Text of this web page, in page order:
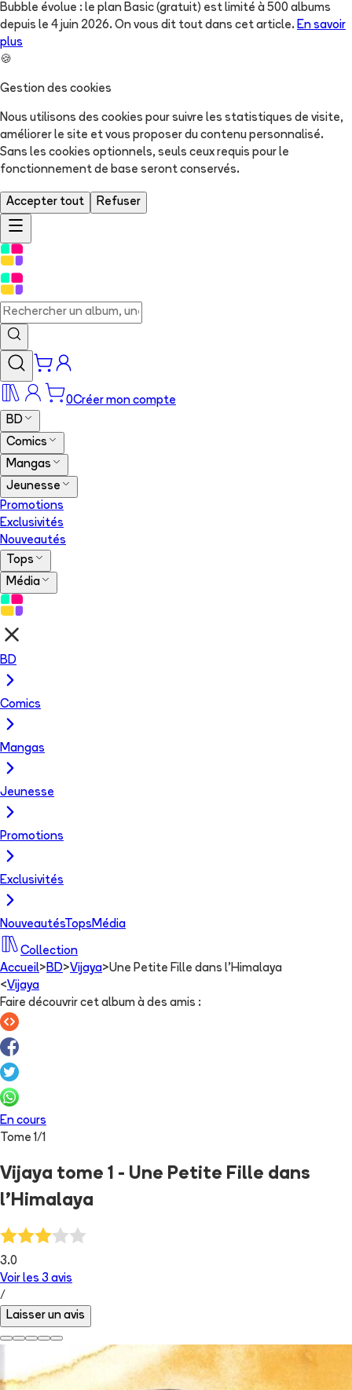
Bubble évolue : le plan Basic (gratuit) est limité à 500 albums
depuis le 4 juin 2026. On vous dit tout dans cet article. En savoir
plus
🍪
Gestion des cookies
Nous utilisons des cookies pour suivre les statistiques de visite,
améliorer le site et vous proposer du contenu personnalisé.
Sans les cookies optionnels, seuls ceux requis pour le
fonctionnement de base seront conservés.
Accepter tout Refuser
0Créer mon compte
BD
Comics
Mangas
Jeunesse
Promotions
Exclusivités
Nouveautés
Tops
Média
BD
Comics
Mangas
Jeunesse
Promotions
Exclusivités
NouveautésTops Média
Collection
Accueil> BD>Vijaya>Une Petite Fille dans l'Himalaya
<Vijaya
Faire découvrir cet album à des amis :
En cours
Tome1/1
Vijaya tome 1 - Une Petite Fille dans
l'Himalaya
3.0
Voir les 3 avis
/
Laisser un avis